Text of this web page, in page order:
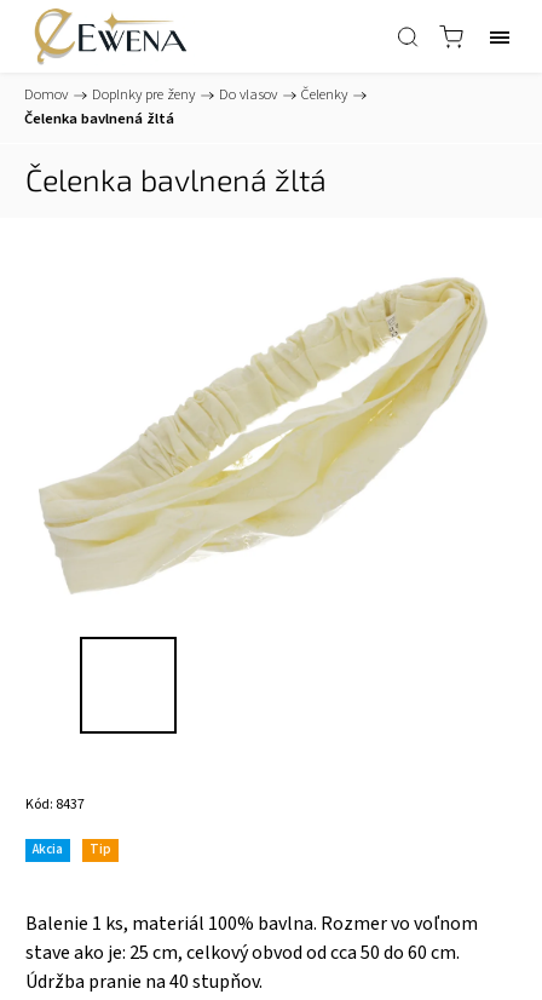
Domov / Doplnky pre ženy / Do vlasov / Čelenky /
Čelenka bavlnená žltá
Čelenka bavlnená žltá
Kód: 8437
Akcia Tip
Balenie 1 ks, materiál 100% bavlna. Rozmer vo voľnom
stave ako je: 25 cm,celkový obvod od cca 50 do 60 cm.
Údržba pranie na 40 stupňov.